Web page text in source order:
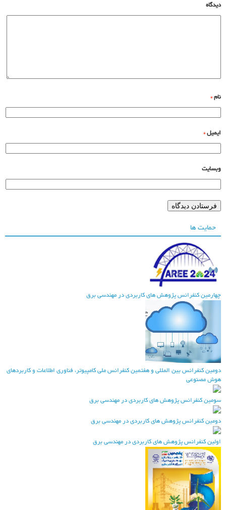
*
*
حمایت ها
کنفرانس پژوهش های کاربردی در مهندسی برق
کنفرانس بین المللی و هفتمین کنفرانس ملی کامپیوتر، فناوری اطلاعات و کاربردهای
مصنوعی
کنفرانس پژوهش های کاربردی در مهندسی برق
کنفرانس پژوهش های کاربردی در مهندسی برق
کنفرانس پژوهش های کاربردی در مهندسی برق